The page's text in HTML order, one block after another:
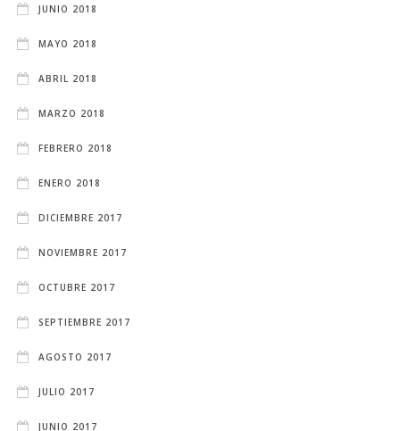
JUNIO 2018
MAYO 2018
ABRIL 2018
MARZO 2018
FEBRERO 2018
ENERO 2018
DICIEMBRE 2017
NOVIEMBRE 2017
OCTUBRE 2017
SEPTIEMBRE 2017
AGOSTO 2017
JULIO 2017
JUNIO 2017